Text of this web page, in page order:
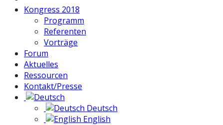
Kongress 2018
Programm
Referenten
Vorträge
Forum
Aktuelles
Ressourcen
Kontakt/Presse
Deutsch
English